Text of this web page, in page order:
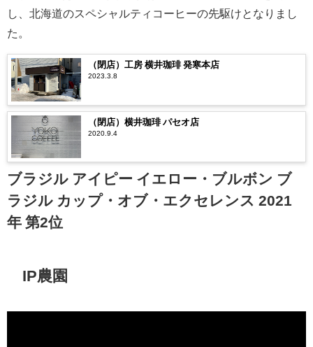
し、北海道のスペシャルティコーヒーの先駆けとなりまし
た。
（閉店）工房 横井珈琲 発寒本店
2023.3.8
（閉店）横井珈琲 パセオ店
2020.9.4
ブラジル アイピー イエロー・ブルボン ブ
ラジル カップ・オブ・エクセレンス 2021
年 第2位
IP農園